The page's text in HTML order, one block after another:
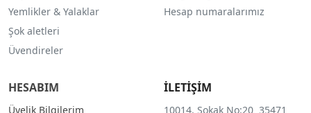
Yemlikler & Yalaklar
Şok aletleri
Üvendireler
Hesap numaralarımız
HESABIM
Üyelik Bilgilerim
İLETİŞİM
10014. Sokak No:20 35471